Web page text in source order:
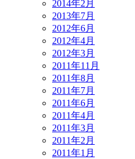
2014年2月
2013年7月
2012年6月
2012年4月
2012年3月
2011年11月
2011年8月
2011年7月
2011年6月
2011年4月
2011年3月
2011年2月
2011年1月